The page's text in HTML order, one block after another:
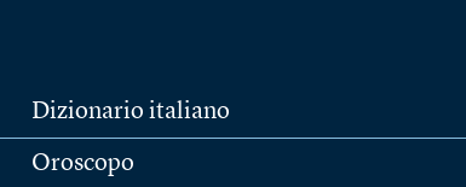
Dizionario italiano
Oroscopo